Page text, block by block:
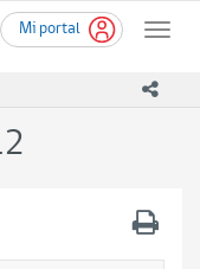
Mi portal
Toggle